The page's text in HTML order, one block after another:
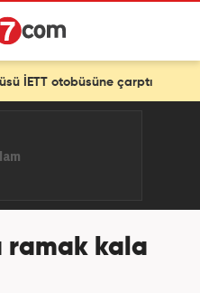
çarptı
ramak kala